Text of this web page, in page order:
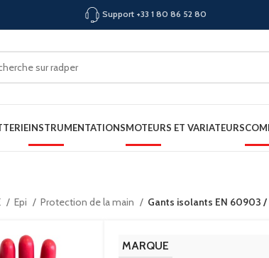
Support +33 1 80 86 52 80
INSTRUMENTATIONSMOTEURS ET VARIATEURS
Epi Protection de la main Gants isolants EN 60903 /
MARQUE